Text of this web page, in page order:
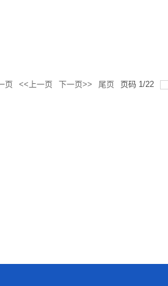
页 <<上一页 下一页>> 尾页 页码 1/22